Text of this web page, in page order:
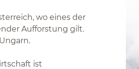
wo eines der
Aufforstung gilt.
ist